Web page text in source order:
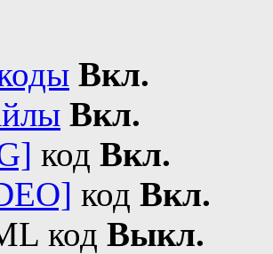
Вкл.
Вкл.
код Вкл.
код Вкл.
код Выкл.